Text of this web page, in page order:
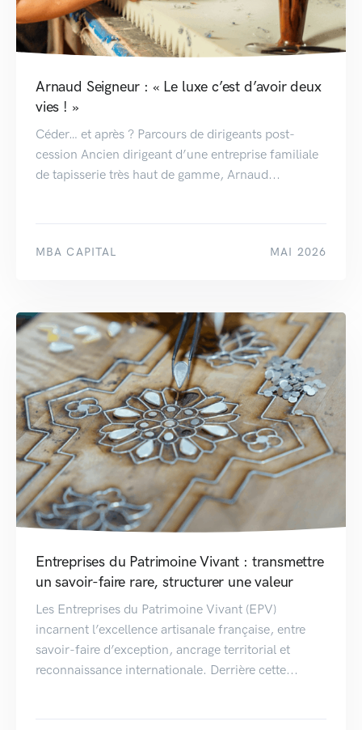
Arnaud Seigneur : « Le luxe c’est d’avoir deux
vies ! »
Céder… et après ? Parcours de dirigeants post-
cession Ancien dirigeant d’une entreprise familiale
de tapisserie très haut de gamme, Arnaud...
MBA CAPITAL MAI 2026
Entreprises du Patrimoine Vivant : transmettre
un savoir-faire rare, structurer une valeur
Les Entreprises du Patrimoine Vivant (EPV)
incarnent l’excellence artisanale française, entre
savoir-faire d’exception, ancrage territorial et
reconnaissance internationale. Derrière cette...